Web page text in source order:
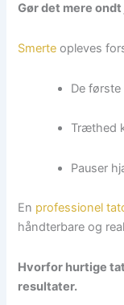
Gør det mere
Smerte opleves
De
Træthed
Pauser
En professionel
håndterbare og
Hvorfor hurtige
resultater.